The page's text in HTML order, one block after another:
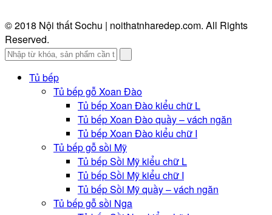
© 2018 Nội thất Sochu | noithatnharedep.com. All Rights
Reserved.
Tủ bếp
Tủ bếp gỗ Xoan Đào
Tủ bếp Xoan Đào kiểu chữ L
Tủ bếp Xoan Đào quầy – vách ngăn
Tủ bếp Xoan Đào kiểu chữ I
Tủ bếp gỗ sồi Mỹ
Tủ bếp Sồi Mỹ kiểu chữ L
Tủ bếp Sồi Mỹ kiểu chữ I
Tủ bếp Sồi Mỹ quầy – vách ngăn
Tủ bếp gỗ sồi Nga